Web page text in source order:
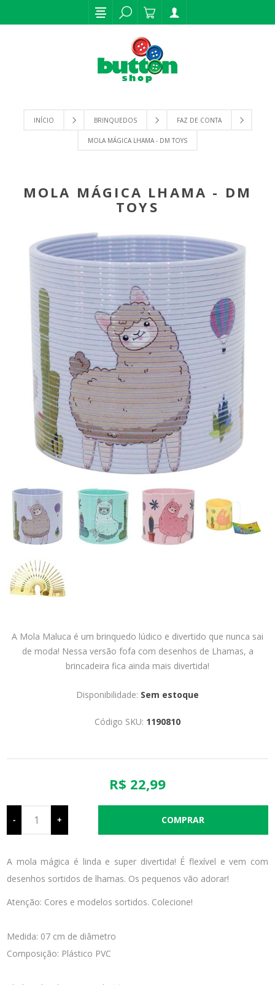
INÍCIO BRINQUEDOS FAZ DE CONTA
MOLA MÁGICA LHAMA - DM TOYS
MOLA MÁGICA LHAMA - DM
TOYS
A Mola Maluca é um brinquedo lúdico e divertido que nunca sai
de moda! Nessa versão fofa com desenhos de Lhamas, a
brincadeira fica ainda mais divertida!
Disponibilidade: Sem estoque
Código SKU: 1190810
R$ 22,99
- +
A mola mágica é linda e super divertida! É flexível e vem com
desenhos sortidos de lhamas. Os pequenos vão adorar!
Atenção: Cores e modelos sortidos. Colecione!
Medida: 07 cm de diâmetro
Composição: Plástico PVC